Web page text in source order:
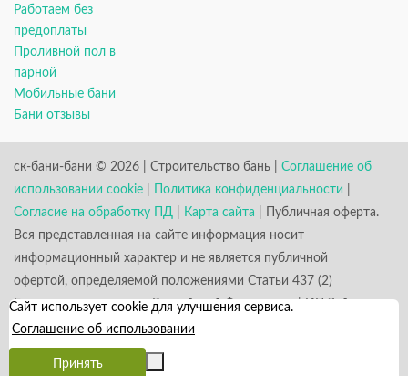
Работаем без
предоплаты
Проливной пол в
парной
Мобильные бани
Бани отзывы
ск-бани-бани © 2026 | Строительство бань | Соглашение об
использовании cookie
Политика конфиденциальности
Согласие на обработку ПД
Карта сайта | Публичная оферта.
Вся представленная на сайте информация носит
информационный характер и не является публичной
офертой, определяемой положениями Статьи 437 (2)
Гражданского кодекса Российской Федерации. | ИП Зайцев
К. А. ИНН 531301660823 ОГРН 317784700352926
Сайт использует cookie для улучшения сервиса.
Соглашение об использовании
Принять